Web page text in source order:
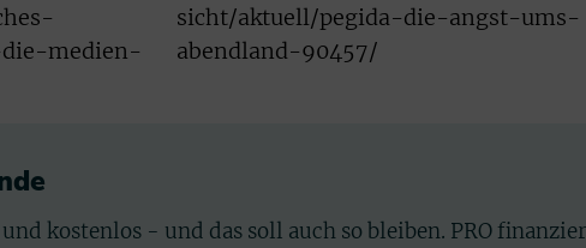
medien-
sicht/aktuell/pegida-die-angst-ums-
abendland-90457/
kostenlos - und das soll auch so bleiben. PRO